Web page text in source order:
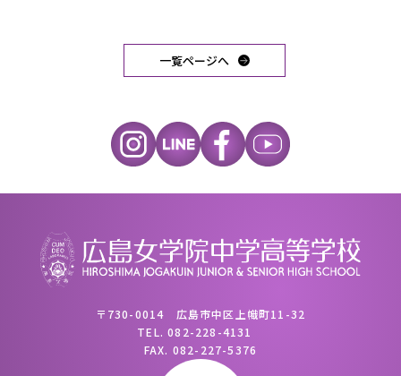
一覧ページへ
〒730-0014 広島市中区上幟町11-32
TEL.082-228-4131
FAX. 082-227-5376